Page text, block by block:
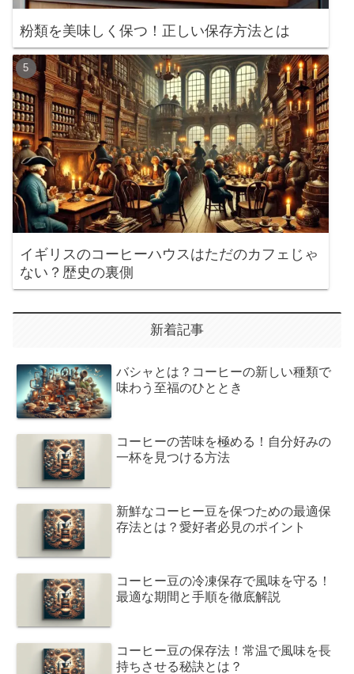
粉類を美味しく保つ！正しい保存方法とは
イギリスのコーヒーハウスはただのカフェじゃ
ない？歴史の裏側
新着記事
バシャとは？コーヒーの新しい種類で
味わう至福のひととき
コーヒーの苦味を極める！自分好みの
一杯を見つける方法
新鮮なコーヒー豆を保つための最適保
存法とは？愛好者必見のポイント
コーヒー豆の冷凍保存で風味を守る！
最適な期間と手順を徹底解説
コーヒー豆の保存法！常温で風味を長
持ちさせる秘訣とは？